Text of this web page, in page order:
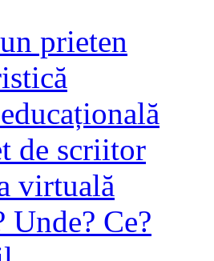
prieten
de scriitor
virtuală
Unde? Ce?